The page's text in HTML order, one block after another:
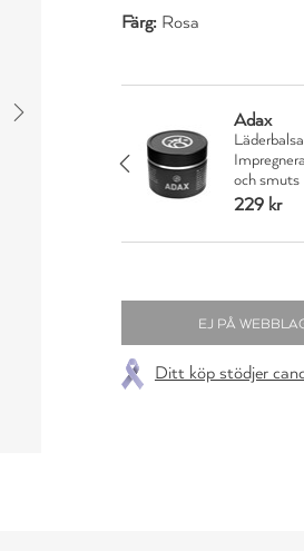
Färg: Rosa
Adax
och smuts
229 kr
Ditt köp stödjer